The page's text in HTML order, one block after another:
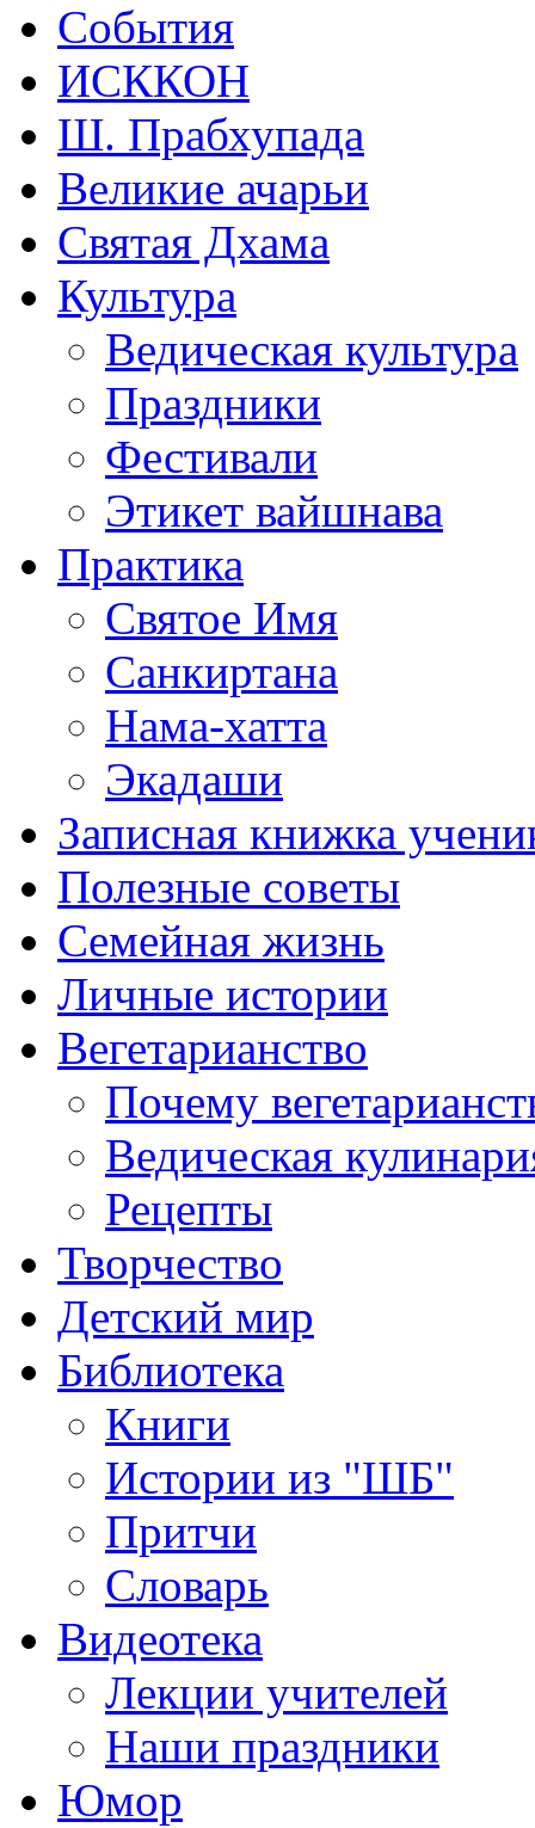
События
ИСККОН
Ш. Прабхупада
Великие ачарьи
Святая Дхама
Культура
Ведическая культура
Праздники
Фестивали
Этикет вайшнава
Практика
Святое Имя
Санкиртана
Нама-хатта
Экадаши
Записная книжка
Полезные советы
Семейная жизнь
Личные истории
Вегетарианство
Почему
Ведическая
Рецепты
Творчество
Детский мир
Библиотека
Книги
Истории из "ШБ"
Притчи
Словарь
Видеотека
Лекции учителей
Наши праздники
Юмор